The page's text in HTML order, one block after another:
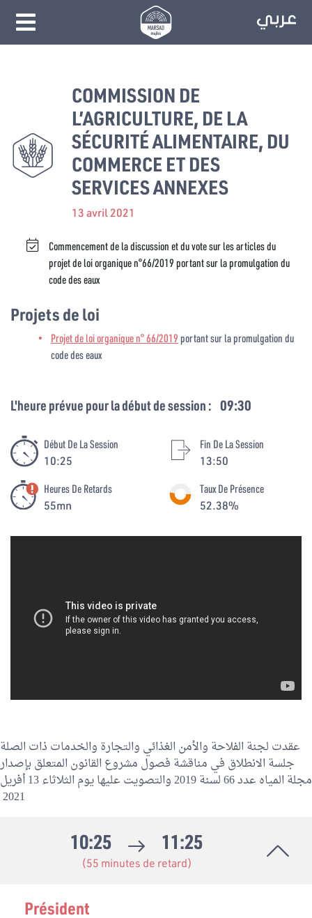
COMMISSION DE
L’AGRICULTURE, DE LA
SÉCURITÉ ALIMENTAIRE, DU
COMMERCE ET DES
SERVICES ANNEXES
13 avril 2021
Commencement de la discussion et du vote sur les articles du
projet de loi organique n°66/2019 portant sur la promulgation du
code des eaux
Projets de loi
Projet de loi organique n° 66/2019portant sur la promulgation du
code des eaux
L'heure prévue pour la début de session : 09:30
Début De La Session
10:25
Fin De La Session
13:50
Heures De Retards
55mn
Taux De Présence
52.38%
عقدت لجنة الفلاحة والأمن الغذائي والتجارة والخدمات ذات الصلة
جلسة الانطلاق في مناقشة فصول مشروع القانون المتعلق بإصدار
مجلة المياه عدد 66 لسنة 2019 والتصويت عليها يوم الثلاثاء 13 أفريل
2021
10:25 11:25
(55 minutes de retard)
Président